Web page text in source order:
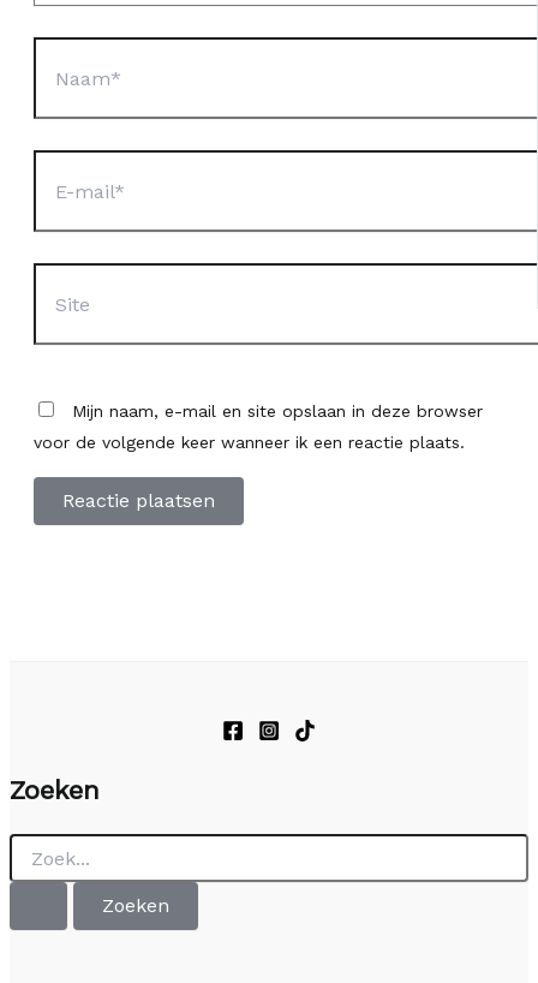
mail*
Mijn naam, e-mail en site opslaan in deze browser
voor de volgende keer wanneer ik een reactie plaats.
Zoeken
Zoek
naar: